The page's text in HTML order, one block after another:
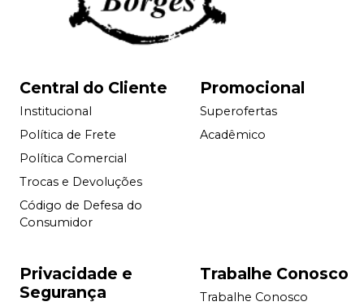
Central do Cliente
Institucional
Política de Frete
Política Comercial
Trocas e Devoluções
Código de Defesa do
Consumidor
Promocional
Superofertas
Acadêmico
Privacidade e
Segurança
Trabalhe Conosco
Trabalhe Conosco